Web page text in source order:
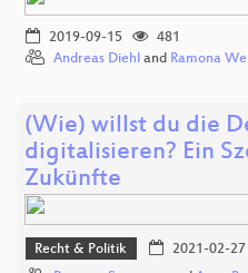
2019-09-15
481
Andreas Diehl and Ramona
(Wie) willst du die
digitalisieren? Ein
Zukünfte
Recht & Politik 2021-02-27